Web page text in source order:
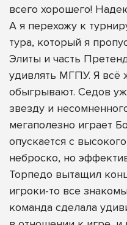
всего хорошего!
А я перехожу к
тура, который я
Элиты и часть
удивлять МГПУ. Я всё
обыгрывают. Седов
звезду и
мегаполезно играет
опускается с
неброско, но
Торпедо вытащил
игроки-то все
команда сделала